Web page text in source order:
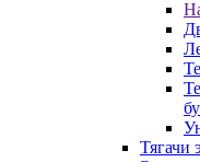
Тягачи